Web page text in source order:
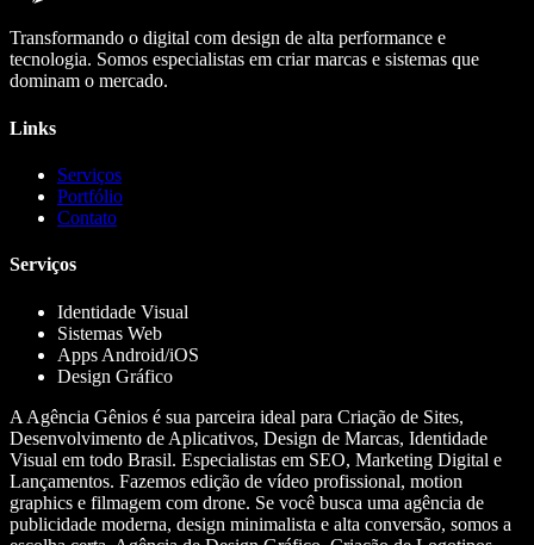
Transformando o digital com design de alta performance e
tecnologia. Somos especialistas em criar marcas e sistemas que
dominam o mercado.
Links
Serviços
Portfólio
Contato
Serviços
Identidade Visual
Sistemas Web
Apps Android/iOS
Design Gráfico
A Agência Gênios é sua parceira ideal para Criação de Sites,
Desenvolvimento de Aplicativos, Design de Marcas, Identidade
Visual em todo Brasil. Especialistas em SEO, Marketing Digital e
Lançamentos. Fazemos edição de vídeo profissional, motion
graphics e filmagem com drone. Se você busca uma agência de
publicidade moderna, design minimalista e alta conversão, somos a